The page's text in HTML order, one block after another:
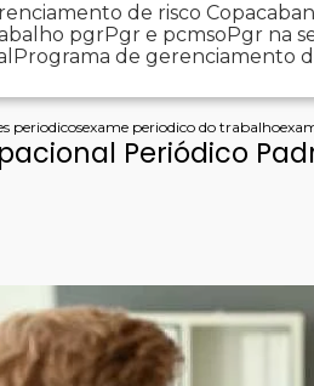
de risco
pgr
Pgr e pcmso Pgr na
Programa de gerenciamento
periodicosexame periodico do trabalho
Periódico